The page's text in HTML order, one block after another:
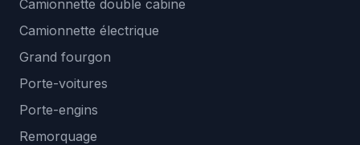
Camionnette double cabine
Camionnette électrique
Grand fourgon
Porte-voitures
Porte-engins
Remorquage